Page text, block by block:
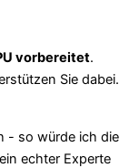
vorbereitet.
Sie dabei.
- so würde ich die
echter Experte